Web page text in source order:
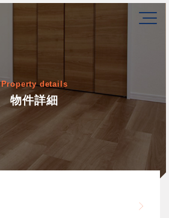
Property details
物件詳細
/home/newerakk/